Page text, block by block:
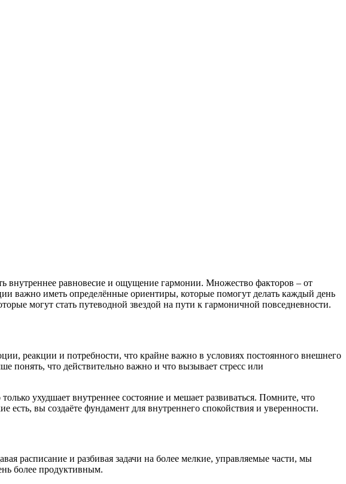
равновесие и ощущение гармонии. Множество факторов – от
важно иметь определённые ориентиры, которые помогут делать каждый день
могут стать путеводной звездой на пути к гармоничной повседневности.
реакции и потребности, что крайне важно в условиях постоянного внешнего
понять, что действительно важно и что вызывает стресс или
ухудшает внутреннее состояние и мешает развиваться. Помните, что
вы создаёте фундамент для внутреннего спокойствия и уверенности.
расписание и разбивая задачи на более мелкие, управляемые части, мы
более продуктивным.